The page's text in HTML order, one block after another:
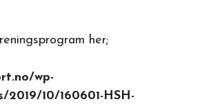
her;
wp-
10/160601-HSH-